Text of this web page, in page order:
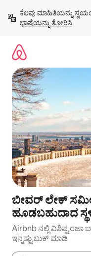
ಹೋಗಿ
ಕೆಲವು ಮಾಹಿತಿಯನ್ನು
ಭಾಷೆಯನ್ನು ತೋರಿಸಿ
ಬೀವರ್ ಲೇಕ್
ಹೂಡಬಹುದಾದ
Airbnb ನಲ್ಲಿ ವಿಶಿಷ್ಟ ರಜಾ
ಇನ್ನಷ್ಟು ಬುಕ್ ಮಾಡಿ